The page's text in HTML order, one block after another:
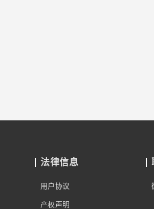
法律信息
用户协议
产权声明